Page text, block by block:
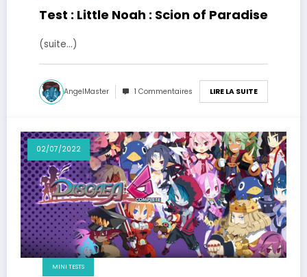
Test : Little Noah : Scion of Paradise
(suite…)
AngelMaster 1 Commentaires LIRE LA SUITE
02/07/2022
MINI TESTS